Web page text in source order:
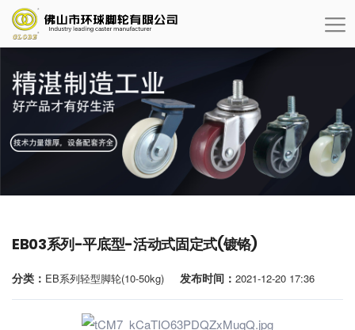
EB03系列-平底型-活动式固定式(镀铬)
分类： EB系列轻型脚轮(10-50kg) 发布时间： 2021-12-20 17:36